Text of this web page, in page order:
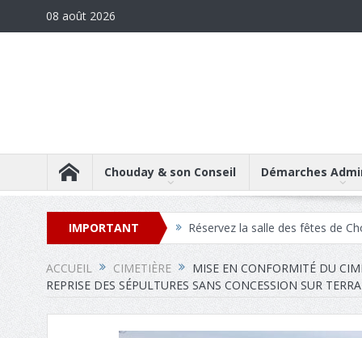
08 août 2026
Chouday & son Conseil Démarches
IMPORTANT
Réservez la maison des
Téléchargez les comptes-
Réservez la salle des fêtes de
ACCUEIL CIMETIÈRE
MISE EN CONFORMITÉ DU
REPRISE DES SÉPULTURES SANS CONCESSION SUR